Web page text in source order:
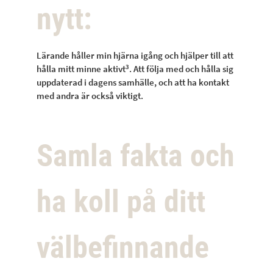
nytt:
Lärande håller min hjärna igång och hjälper till att
hålla mitt minne aktivt3. Att följa med och hålla sig
uppdaterad i dagens samhälle, och att ha kontakt
med andra är också viktigt.
Samla fakta och
ha koll på ditt
välbefinnande